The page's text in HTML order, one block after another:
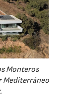
Monteros
Mediterráneo